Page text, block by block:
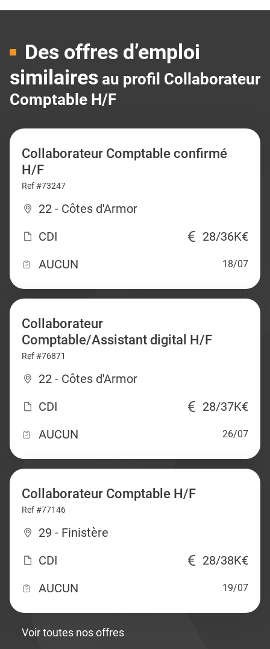
Des offres d’emploi
similaires au profil Collaborateur
Comptable H/F
Collaborateur Comptable confirmé
H/F
Ref #73247
22 - Côtes d'Armor
CDI
28/36K€
AUCUN
18/07
Collaborateur
Comptable/Assistant digital H/F
Ref #76871
22 - Côtes d'Armor
CDI
28/37K€
AUCUN
26/07
Collaborateur Comptable H/F
Ref #77146
29 - Finistère
CDI
28/38K€
AUCUN
19/07
Voir toutes nos offres